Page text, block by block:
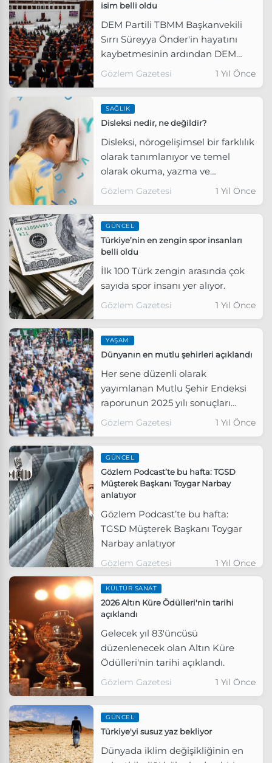
isim belli oldu
DEM Partili TBMM Başkanvekili
Sırrı Süreyya Önder'in hayatını
kaybetmesinin ardından DEM
Parti adına Başkanvekilliği
Gözlem Gazetesi 1 Yıl Önce
SAĞLIK
Disleksi nedir, ne değildir?
Disleksi, nörogelişimsel bir farklılık
olarak tanımlanıyor ve temel
olarak okuma, yazma ve
heceleme becerilerinde
Gözlem Gazetesi 1 Yıl Önce
GÜNCEL
Türkiye’nin en zengin spor insanları
belli oldu
İlk 100 Türk zengin arasında çok
sayıda spor insanı yer alıyor.
Gözlem Gazetesi 1 Yıl Önce
YAŞAM
Dünyanın en mutlu şehirleri açıklandı
Her sene düzenli olarak
yayımlanan Mutlu Şehir Endeksi
raporunun 2025 yılı sonuçları
açıklandı.
Gözlem Gazetesi 1 Yıl Önce
GÜNCEL
Gözlem Podcast’te bu hafta: TGSD
Müşterek Başkanı Toygar Narbay
anlatıyor
Gözlem Podcast’te bu hafta:
TGSD Müşterek Başkanı Toygar
Narbay anlatıyor
Gözlem Gazetesi 1 Yıl Önce
KÜLTÜR SANAT
2026 Altın Küre Ödülleri'nin tarihi
açıklandı
Gelecek yıl 83'üncüsü
düzenlenecek olan Altın Küre
Ödülleri'nin tarihi açıklandı.
Gözlem Gazetesi 1 Yıl Önce
GÜNCEL
Türkiye'yi susuz yaz bekliyor
Dünyada iklim değişikliğinin en